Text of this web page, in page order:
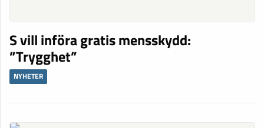
S vill införa gratis mensskydd:
”Trygghet”
NYHETER